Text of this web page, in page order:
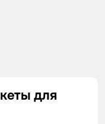
для